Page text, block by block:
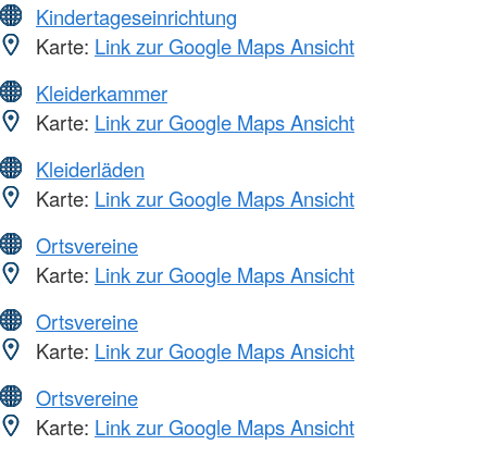
Kindertageseinrichtung
Karte: Link zur Google Maps Ansicht
Kleiderkammer
Karte: Link zur Google Maps Ansicht
Kleiderläden
Karte: Link zur Google Maps Ansicht
Ortsvereine
Karte: Link zur Google Maps Ansicht
Ortsvereine
Karte: Link zur Google Maps Ansicht
Ortsvereine
Karte: Link zur Google Maps Ansicht